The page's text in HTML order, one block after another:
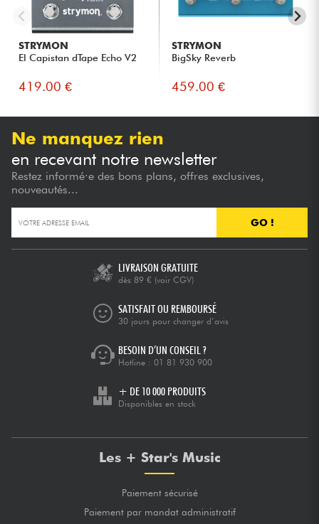
STRYMON
El Capistan dTape Echo V2
419.00 €
STRYMON
BigSky Reverb
459.00 €
Ne manquez rien
en recevant notre newsletter
Restez informé·e des bons plans, offres exclusives,
nouveautés...
GO !
LIVRAISON GRATUITE
dès 89 € (voir CGV)
SATISFAIT OU REMBOURSÉ
30 jours pour changer d’avis
BESOIN D’UN CONSEIL ?
Hotline : 01 81 930 900
+ DE 10 000 PRODUITS
Disponibles en stock
Les + Star's Music
Paiement sécurisé
Paiement par mandat administratif